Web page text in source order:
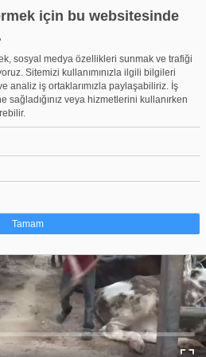
için bu websitesinde
sosyal medya özellikleri sunmak ve trafiği
Sitemizi kullanımınızla ilgili bilgileri
analiz iş ortaklarımızla paylaşabiliriz. İş
sağladığınız veya hizmetlerini kullanırken
Tamam
deneyimlerini daha verimli hale getirmek
Yasalara göre, bu sitenin
çerezleri cihazınıza yerleştirebiliyoruz.
gerekiyor. Bu site farklı çerez türleri
yer alan üçüncü şahıs hizmetleri
için geçerlidir: web.tv
pazarının en küçük satıcısı